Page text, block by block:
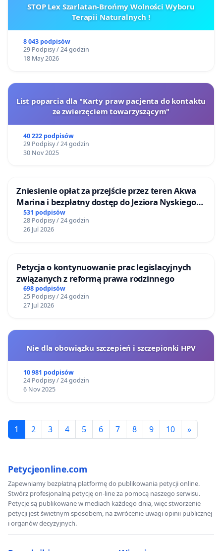
STOP Lex Szarlatan-Brońmy Wolności Wyboru
Terapii Naturalnych !
8 043 podpisów
29 Podpisy / 24 godzin
18 May 2026
List poparcia dla "Karty praw pacjenta do kontaktu
ze zwierzęciem towarzyszącym"
40 222 podpisów
29 Podpisy / 24 godzin
30 Nov 2025
Zniesienie opłat za przejście przez teren Akwa
Marina i bezpłatny dostęp do Jeziora Nyskiego
dla mieszkańców Gminy Nysa
531 podpisów
28 Podpisy / 24 godzin
26 Jul 2026
Petycja o kontynuowanie prac legislacyjnych
związanych z reformą prawa rodzinnego
698 podpisów
25 Podpisy / 24 godzin
27 Jul 2026
Nie dla obowiązku szczepień i szczepionki HPV
10 981 podpisów
24 Podpisy / 24 godzin
6 Nov 2025
1 2 3 4 5 6 7 8 9 10 »
Petycjeonline.com
Zapewniamy bezpłatną platformę do publikowania petycji online.
Stwórz profesjonalną petycję on-line za pomocą naszego serwisu.
Petycje są publikowane w mediach każdego dnia, więc stworzenie
petycji jest świetnym sposobem, na zwrócenie uwagi opinii publicznej
i organów decyzyjnych.